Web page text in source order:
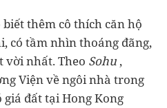
thêm cô thích căn hộ
có tầm nhìn thoáng đãng,
vời nhất. Theo Sohu ,
Viện về ngôi nhà trong
đất tại Hong Kong